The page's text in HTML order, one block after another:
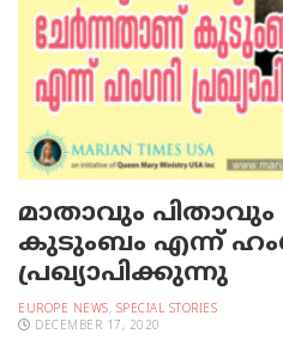
മാതാവും
കുടുംബം എന്ന്
പ്രഖ്യാപിക്കുന്നു
EUROPE NEWS, SPECIAL STORIES
DECEMBER 17, 2020